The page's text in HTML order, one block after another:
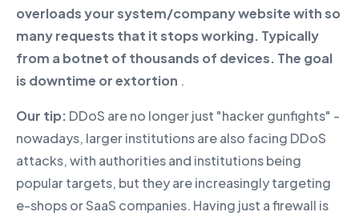
overloads your system/company website with so
many requests that it stops working. Typically
from a botnet of thousands of devices. The goal
is downtime or extortion .
Our tip: DDoS are no longer just "hacker gunfights" -
nowadays, larger institutions are also facing DDoS
attacks, with authorities and institutions being
popular targets, but they are increasingly targeting
e-shops or SaaS companies. Having just a firewall is